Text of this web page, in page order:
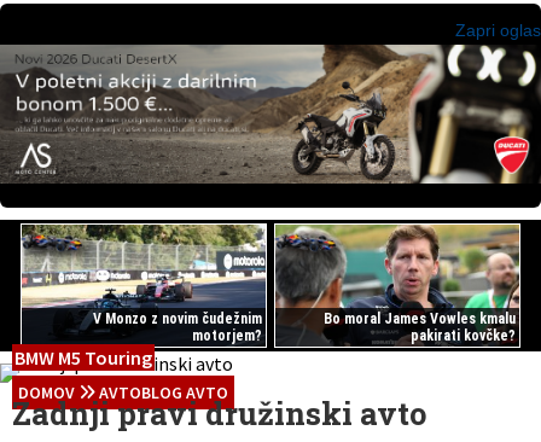
Zapri oglas
V Monzo z novim čudežnim
motorjem?
Bo moral James Vowles kmalu
pakirati kovčke?
DOMOV AVTOBLOG AVTO
BMW M5 Touring
Zadnji pravi družinski avto